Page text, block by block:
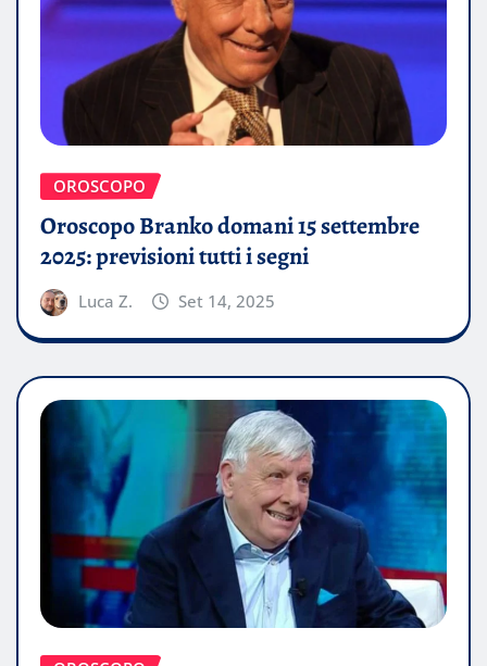
OROSCOPO
Oroscopo Branko domani 15 settembre
2025: previsioni tutti i segni
Luca Z. Set 14, 2025